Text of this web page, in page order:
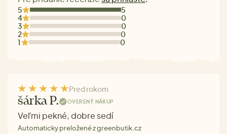
5
5
4
0
3
0
2
0
1
0
Pred rokom
šárka P. OVERENÝ NÁKUP
Veľmi pekné, dobre sedí
Automaticky preložené z greenbutik.cz